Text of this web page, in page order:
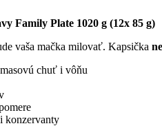
Family Plate 1020 g (12x 85 g)
vaša mačka milovať. Kapsička
chuť i vôňu
konzervanty